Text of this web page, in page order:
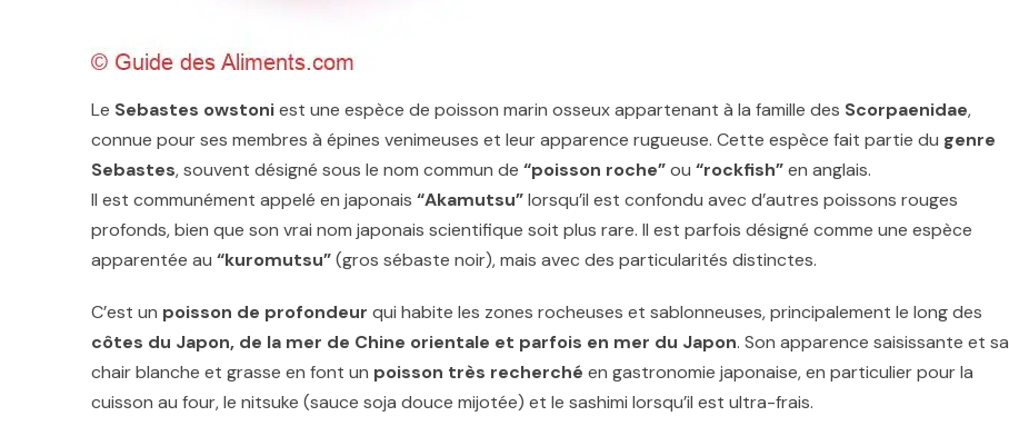
Le Sebastes owstoniest une espèce de poisson marin osseux appartenant à la famille des Scorpaenidae,
connue pour ses membres à épines venimeuses et leur apparence rugueuse. Cette espèce fait partie du genre
Sebastes, souvent désigné sous le nom commun de “poisson roche”ou “rockfish”en anglais.
Il est communément appelé en japonais “Akamutsu”lorsqu’il est confondu avec d’autres poissons rouges
profonds, bien que son vrai nom japonais scientifique soit plus rare. Il est parfois désigné comme une espèce
apparentée au “kuromutsu”(gros sébaste noir), mais avec des particularités distinctes.
C’est un poisson de profondeur qui habite les zones rocheuses et sablonneuses, principalement le long des
côtes du Japon, de la mer de Chine orientale et parfois en mer du Japon. Son apparence saisissante et sa
chair blanche et grasse en font un poisson très recherché en gastronomie japonaise, en particulier pour la
cuisson au four, le nitsuke (sauce soja douce mijotée) et le sashimi lorsqu’il est ultra-frais.